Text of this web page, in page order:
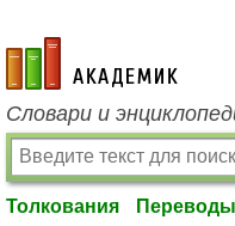
academic.ru
Словари и
Толкования Переводы